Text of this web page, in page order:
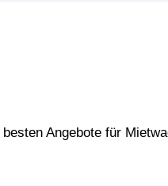
Angebote für